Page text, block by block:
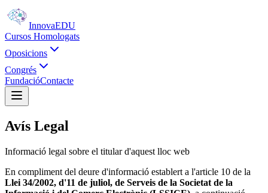
InnovaEDU
Cursos Homologats
Oposicions
Congrés
FundacióContacte
Avís Legal
Informació legal sobre el titular d'aquest lloc web
En compliment del deure d'informació establert a l'article 10 de la
Llei 34/2002, d'11 de juliol, de Serveis de la Societat de la